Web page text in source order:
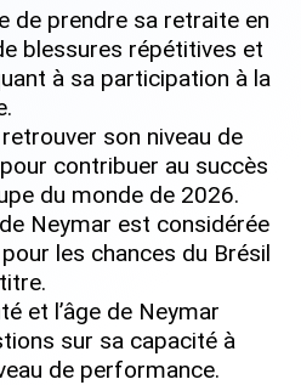
de prendre sa retraite en
blessures répétitives et
à sa participation à la
retrouver son niveau de
contribuer au succès
du monde de 2026.
Neymar est considérée
les chances du Brésil
et l’âge de Neymar
sur sa capacité à
de performance.